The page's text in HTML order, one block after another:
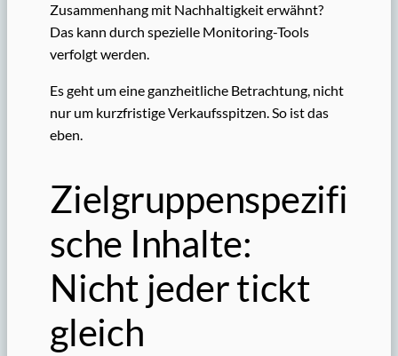
Zusammenhang mit Nachhaltigkeit erwähnt?
Das kann durch spezielle Monitoring-Tools
verfolgt werden.
Es geht um eine ganzheitliche Betrachtung, nicht
nur um kurzfristige Verkaufsspitzen. So ist das
eben.
Zielgruppenspezifi
sche Inhalte:
Nicht jeder tickt
gleich